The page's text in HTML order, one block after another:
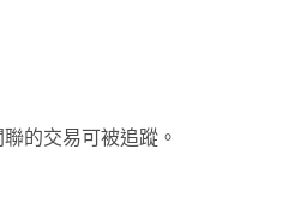
的交易可被追蹤。